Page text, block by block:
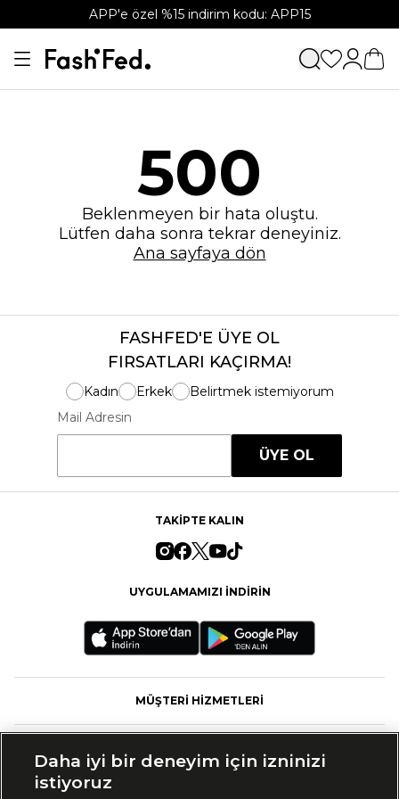
APP'e özel %15 indirim kodu: APP15
500
Beklenmeyen bir hata oluştu.
Lütfen daha sonra tekrar deneyiniz.
Ana sayfaya dön
FASHFED'E ÜYE OL
FIRSATLARI KAÇIRMA!
Kadın Erkek
Belirtmek istemiyorum
Mail Adresin
ÜYE OL
TAKİPTE KALIN
UYGULAMAMIZI İNDİRİN
MÜŞTERİ HİZMETLERİ
Daha iyi bir deneyim için izninizi
istiyoruz